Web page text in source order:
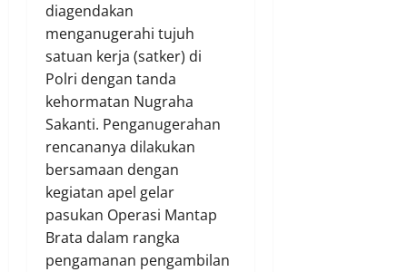
diagendakan
menganugerahi tujuh
satuan kerja (satker) di
Polri dengan tanda
kehormatan Nugraha
Sakanti. Penganugerahan
rencananya dilakukan
bersamaan dengan
kegiatan apel gelar
pasukan Operasi Mantap
Brata dalam rangka
pengamanan pengambilan